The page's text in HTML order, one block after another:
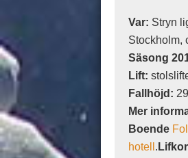
Var: Stryn
Stockholm,
Säsong
Lift:
Fallhöjd:
Mer
Boende
hotell .